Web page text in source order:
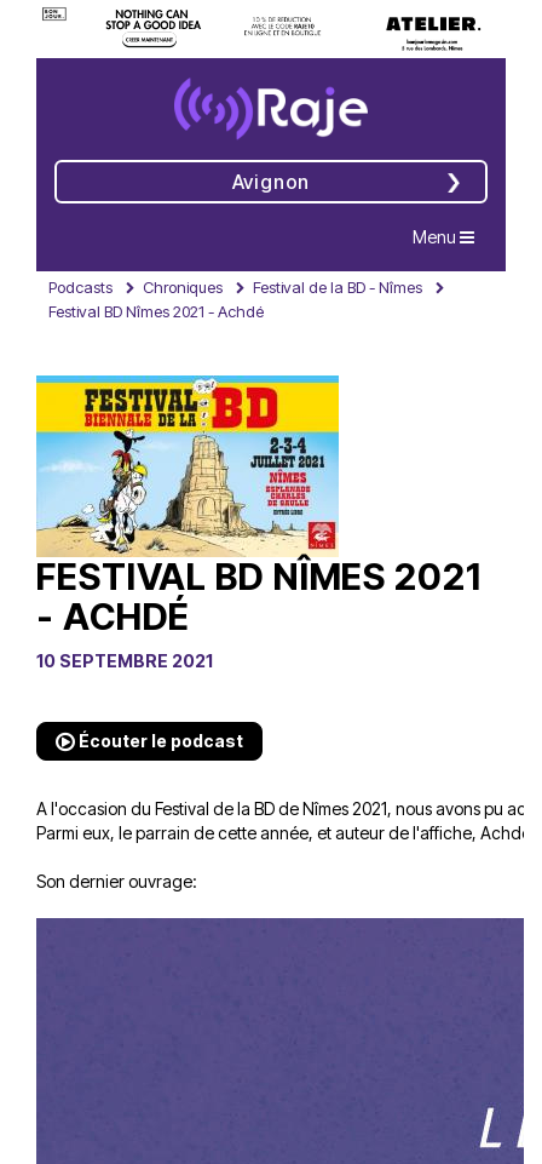
Avignon
Navigation
Menu
Podcasts Chroniques
Festival de la BD - Nîmes
Festival BD Nîmes 2021 - Achdé
FESTIVAL BD NÎMES 2021
- ACHDÉ
10 SEPTEMBRE 2021
Écouter le podcast
A l'occasion du Festival de la BD de Nîmes 2021, nous avons pu
Parmi eux, le parrain de cette année, et auteur de l'affiche, Achdé!
Son dernier ouvrage: